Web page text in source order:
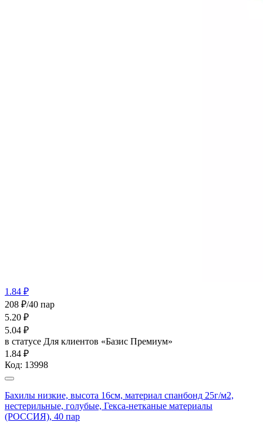
1.84 ₽
208 ₽/40 пар
5.20 ₽
5.04 ₽
в статусе Для клиентов «Базис Премиум»
1.84 ₽
Код: 13998
Бахилы низкие, высота 16см, материал спанбонд 25г/м2,
нестерильные, голубые, Гекса-нетканые материалы
(РОССИЯ), 40 пар